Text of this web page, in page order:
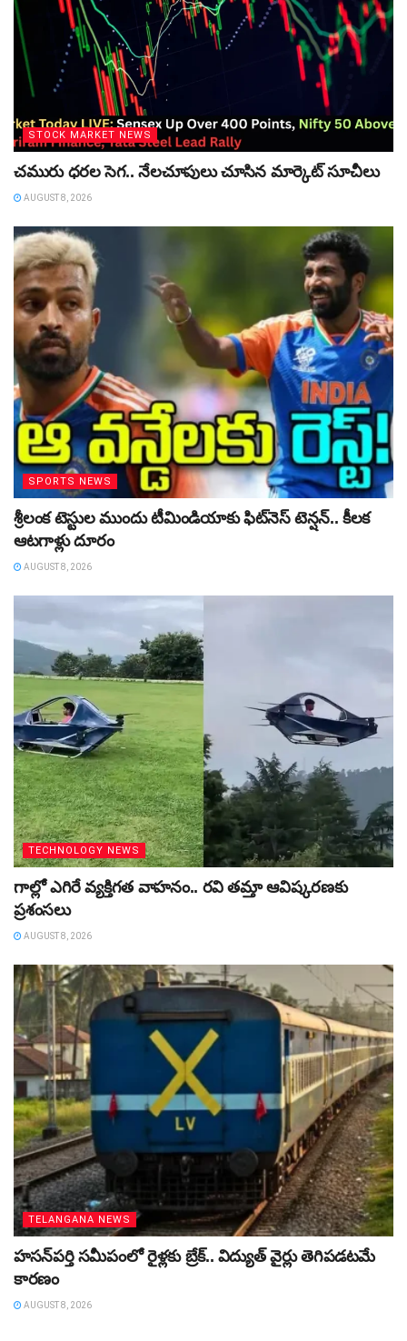
STOCK MARKET NEWS
చమురు ధరల సెగ.. నేలచూపులు చూసిన మార్కెట్‌ సూచీలు
AUGUST 8, 2026
SPORTS NEWS
శ్రీలంక టెస్టుల ముందు టీమిండియాకు ఫిట్‌నెస్ టెన్షన్‌.. కీలక
ఆటగాళ్లు దూరం
AUGUST 8, 2026
TECHNOLOGY NEWS
గాల్లో ఎగిరే వ్యక్తిగత వాహనం.. రవి తమ్తా ఆవిష్కరణకు
ప్రశంసలు
AUGUST 8, 2026
TELANGANA NEWS
హసన్‌పర్తి సమీపంలో రైళ్లకు బ్రేక్‌.. విద్యుత్‌ వైర్లు తెగిపడటమే
కారణం
AUGUST 8, 2026